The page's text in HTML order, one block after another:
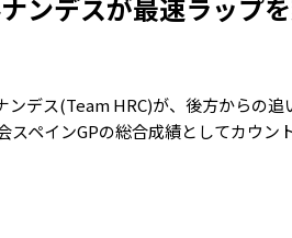
ンデスが最速ラップ
デス(Team HRC)が、後方からの追
ペインGPの総合成績としてカウ